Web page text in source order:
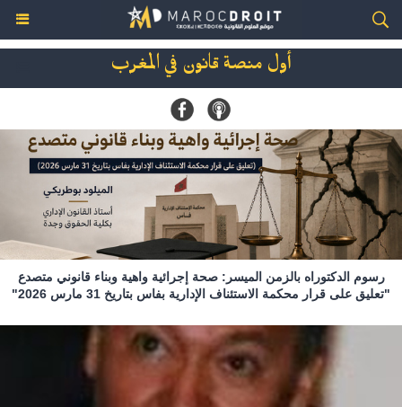
أول منصة قانون في المغرب
رسوم الدكتوراه بالزمن الميسر: صحة إجرائية واهية وبناء قانوني متصدع
"تعليق على قرار محكمة الاستئناف الإدارية بفاس بتاريخ 31 مارس 2026"